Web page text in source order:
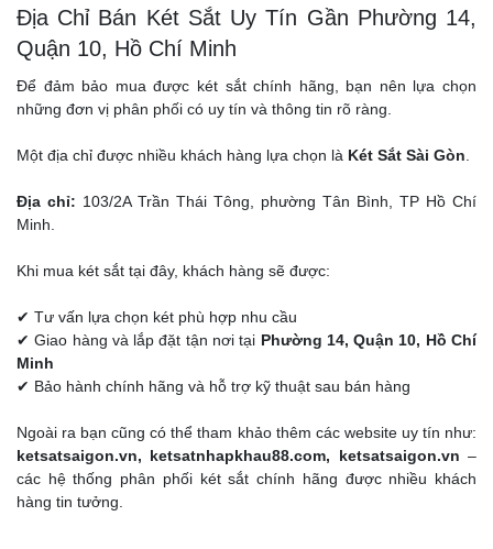
Địa Chỉ Bán Két Sắt Uy Tín Gần Phường 14,
Quận 10, Hồ Chí Minh
Để đảm bảo mua được két sắt chính hãng, bạn nên lựa chọn
những đơn vị phân phối có uy tín và thông tin rõ ràng.
Một địa chỉ được nhiều khách hàng lựa chọn là Két Sắt Sài Gòn
Địa chỉ: 103/2A Trần Thái Tông, phường Tân Bình, TP Hồ Chí
Minh.
Khi mua két sắt tại đây, khách hàng sẽ được:
✔ Tư vấn lựa chọn két phù hợp nhu cầu
✔ Giao hàng và lắp đặt tận nơi tại Phường 14, Quận 10, Hồ Chí
Minh
✔ Bảo hành chính hãng và hỗ trợ kỹ thuật sau bán hàng
Ngoài ra bạn cũng có thể tham khảo thêm các website uy tín như:
ketsatsaigon.vn, ketsatnhapkhau88.com, ketsatsaigon.vn –
các hệ thống phân phối két sắt chính hãng được nhiều khách
hàng tin tưởng.